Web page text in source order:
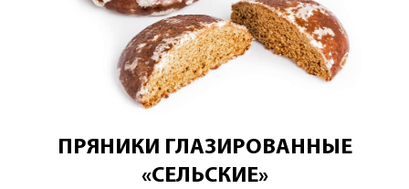
ПРЯНИКИ ГЛАЗИРОВАННЫЕ
«СЕЛЬСКИЕ»